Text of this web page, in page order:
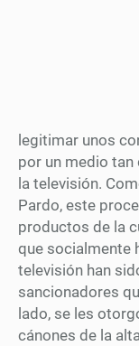
legitimar unos
por un medio
la televisión.
Pardo, este
productos de la
que socialmente
televisión han
sancionadores
lado, se les
cánones de la